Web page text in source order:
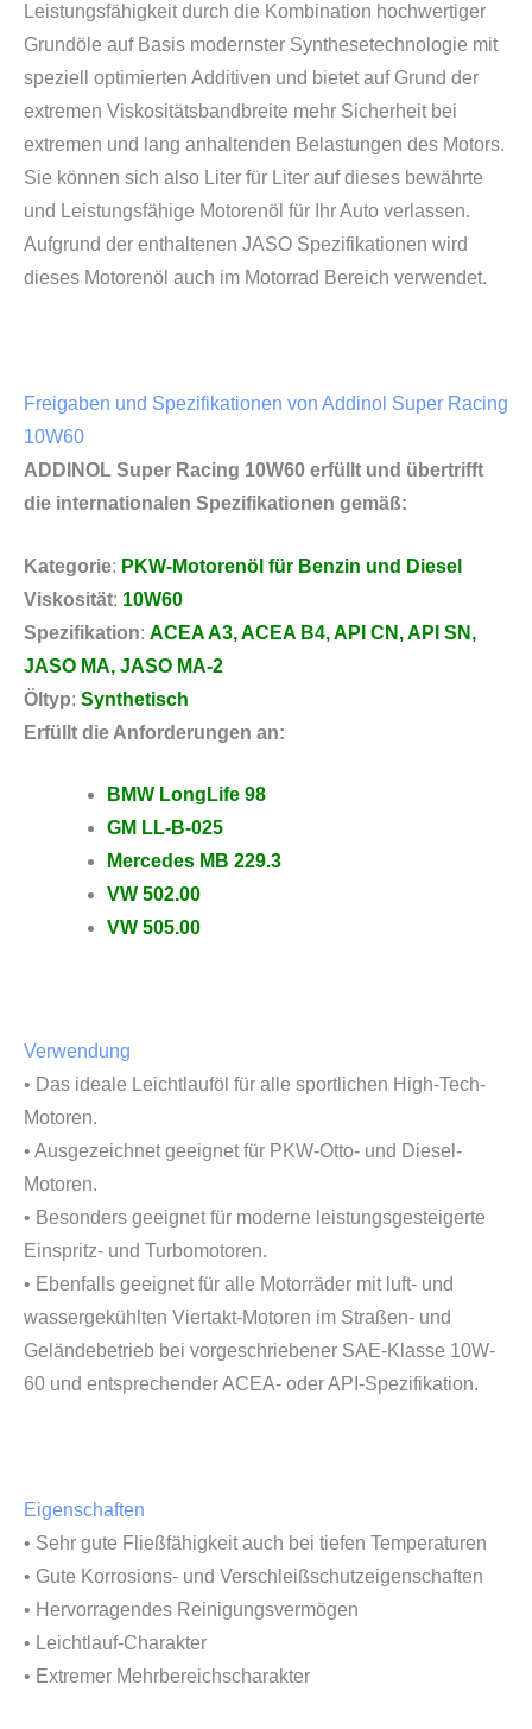
Leistungsfähigkeit durch die Kombination hochwertiger
Grundöle auf Basis modernster Synthesetechnologie mit
speziell optimierten Additiven und bietet auf Grund der
extremen Viskositätsbandbreite mehr Sicherheit bei
extremen und lang anhaltenden Belastungen des Motors.
Sie können sich also Liter für Liter auf dieses bewährte
und Leistungsfähige Motorenöl für Ihr Auto verlassen.
Aufgrund der enthaltenen JASO Spezifikationen wird
dieses Motorenöl auch im Motorrad Bereich verwendet.
Freigaben und Spezifikationen von Addinol Super Racing
10W60
ADDINOL Super Racing 10W60 erfüllt und übertrifft
die internationalen Spezifikationen gemäß:
Kategorie: PKW-Motorenöl für Benzin und Diesel
Viskosität: 10W60
Spezifikation: ACEA A3, ACEA B4, API CN, API SN,
JASO MA, JASO MA-2
Öltyp: Synthetisch
Erfüllt die Anforderungen an:
BMW LongLife 98
GM LL-B-025
Mercedes MB 229.3
VW 502.00
VW 505.00
Verwendung
• Das ideale Leichtlauföl für alle sportlichen High-Tech-
Motoren.
• Ausgezeichnet geeignet für PKW-Otto- und Diesel-
Motoren.
• Besonders geeignet für moderne leistungsgesteigerte
Einspritz- und Turbomotoren.
• Ebenfalls geeignet für alle Motorräder mit luft- und
wassergekühlten Viertakt-Motoren im Straßen- und
Geländebetrieb bei vorgeschriebener SAE-Klasse 10W-
60 und entsprechender ACEA- oder API-Spezifikation.
Eigenschaften
• Sehr gute Fließfähigkeit auch bei tiefen Temperaturen
• Gute Korrosions- und Verschleißschutzeigenschaften
• Hervorragendes Reinigungsvermögen
• Leichtlauf-Charakter
• Extremer Mehrbereichscharakter